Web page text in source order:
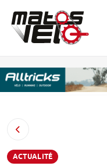
ACTUALITÉ